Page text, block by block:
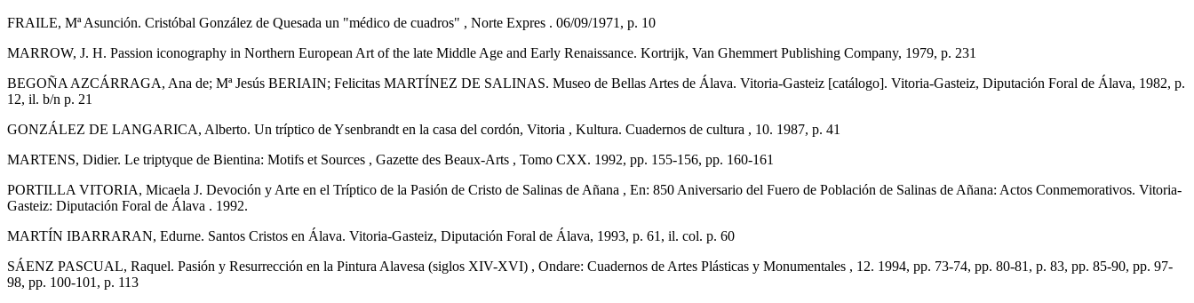
FRAILE, Mª Asunción. Cristóbal González de Quesada un "médico de cuadros" , Norte Expres . 06/09/1971, p. 10
MARROW, J. H. Passion iconography in Northern European Art of the late Middle Age and Early Renaissance. Kortrijk, Van Ghemmert Publishing Company, 1979, p. 231
BEGOÑA AZCÁRRAGA, Ana de; Mª Jesús BERIAIN; Felicitas MARTÍNEZ DE SALINAS. Museo de Bellas Artes de Álava. Vitoria-Gasteiz [catálogo]. Vitoria-Gasteiz, Diputación Foral de Álava, 1982, p.
12, il. b/n p. 21
GONZÁLEZ DE LANGARICA, Alberto. Un tríptico de Ysenbrandt en la casa del cordón, Vitoria , Kultura. Cuadernos de cultura , 10. 1987, p. 41
MARTENS, Didier. Le triptyque de Bientina: Motifs et Sources , Gazette des Beaux-Arts , Tomo CXX. 1992, pp. 155-156, pp. 160-161
PORTILLA VITORIA, Micaela J. Devoción y Arte en el Tríptico de la Pasión de Cristo de Salinas de Añana , En: 850 Aniversario del Fuero de Población de Salinas de Añana: Actos Conmemorativos. Vitoria-
Gasteiz: Diputación Foral de Álava . 1992.
MARTÍN IBARRARAN, Edurne. Santos Cristos en Álava. Vitoria-Gasteiz, Diputación Foral de Álava, 1993, p. 61, il. col. p. 60
SÁENZ PASCUAL, Raquel. Pasión y Resurrección en la Pintura Alavesa (siglos XIV-XVI) , Ondare: Cuadernos de Artes Plásticas y Monumentales , 12. 1994, pp. 73-74, pp. 80-81, p. 83, pp. 85-90, pp. 97-
98, pp. 100-101, p. 113